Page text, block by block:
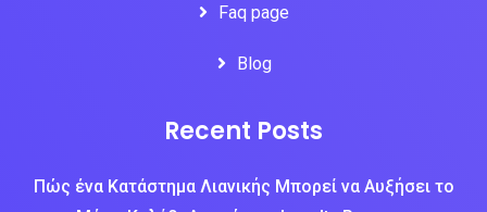
Faq page
Blog
Recent Posts
Πώς ένα Κατάστημα Λιανικής Μπορεί να Αυξήσει το